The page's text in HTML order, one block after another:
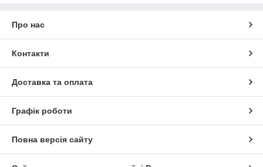
Про нас
Контакти
Доставка та оплата
Графік роботи
Повна версія сайту